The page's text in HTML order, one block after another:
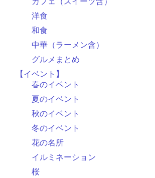
洋食
和食
中華（ラーメン含）
グルメまとめ
【イベント】
春のイベント
夏のイベント
秋のイベント
冬のイベント
花の名所
イルミネーション
桜